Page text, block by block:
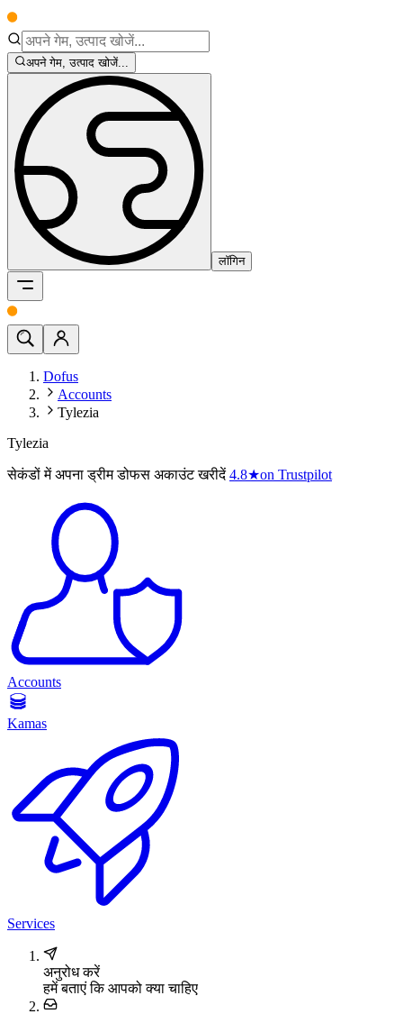
अपने गेम, उत्पाद खोजें...
लॉगिन
Dofus
Accounts
Tylezia
Tylezia
सेकंडों में अपना ड्रीम डोफस अकाउंट खरीदें 4.8★on Trustpilot
Accounts
Kamas
Services
अनुरोध करें
हमें बताएं कि आपको क्या चाहिए